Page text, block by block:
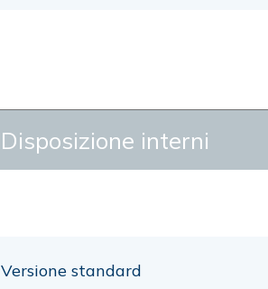
Disposizione interni
Versione standard